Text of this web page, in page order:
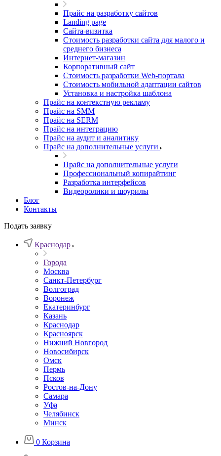
Прайс на разработку сайтов
Landing page
Cайта-визитка
Стоимость разработки сайта для малого и
среднего бизнеса
Интернет-магазин
Корпоративный сайт
Стоимость разработки Web-портала
Стоимость мобильной адаптации сайтов
Установка и настройка шаблона
Прайс на контекстную рекламу
Прайс на SMM
Прайс на SERM
Прайс на интеграцию
Прайс на аудит и аналитику
Прайс на дополнительные услуги
Прайс на дополнительные услуги
Профессиональный копирайтинг
Разработка интерфейсов
Видеоролики и шоурилы
Блог
Контакты
Подать заявку
Краснодар
Города
Москва
Санкт-Петербург
Волгоград
Воронеж
Екатеринбург
Казань
Краснодар
Красноярск
Нижний Новгород
Новосибирск
Омск
Пермь
Псков
Ростов-на-Дону
Самара
Уфа
Челябинск
Минск
0 Корзина